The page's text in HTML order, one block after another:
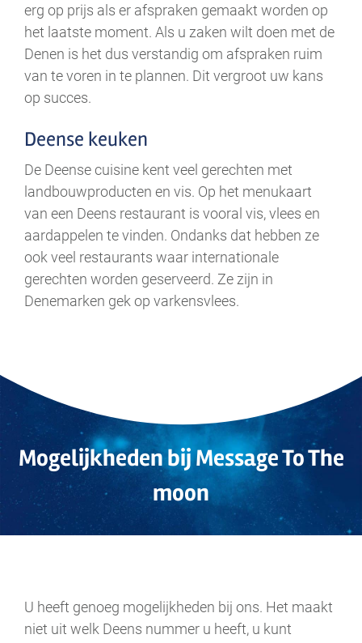
erg op prijs als er afspraken gemaakt worden op
het laatste moment. Als u zaken wilt doen met de
Denen is het dus verstandig om afspraken ruim
van te voren in te plannen. Dit vergroot uw kans
op succes.
Deense keuken
De Deense cuisine kent veel gerechten met
landbouwproducten en vis. Op het menukaart
van een Deens restaurant is vooral vis, vlees en
aardappelen te vinden. Ondanks dat hebben ze
ook veel restaurants waar internationale
gerechten worden geserveerd. Ze zijn in
Denemarken gek op varkensvlees.
Mogelijkheden bij Message To The
moon
U heeft genoeg mogelijkheden bij ons. Het maakt
niet uit welk Deens nummer u heeft, u kunt